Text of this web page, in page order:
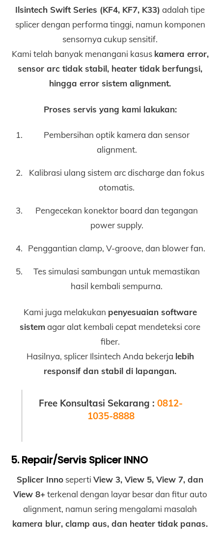
Ilsintech Swift Series (KF4, KF7, K33) adalah tipe
splicer dengan performa tinggi, namun komponen
sensornya cukup sensitif.
Kami telah banyak menangani kasus kamera error,
sensor arc tidak stabil, heater tidak berfungsi,
hingga error sistem alignment.
Proses servis yang kami lakukan:
Pembersihan optik kamera dan sensor
alignment.
Kalibrasi ulang sistem arc discharge dan fokus
otomatis.
Pengecekan konektor board dan tegangan
power supply.
Penggantian clamp, V-groove, dan blower fan.
Tes simulasi sambungan untuk memastikan
hasil kembali sempurna.
Kami juga melakukan penyesuaian software
sistemagar alat kembali cepat mendeteksi core
fiber.
Hasilnya, splicer Ilsintech Anda bekerja lebih
responsif dan stabil di lapangan.
Free Konsultasi Sekarang : 0812-
1035-8888
5. Repair/Servis Splicer INNO
Splicer Inno seperti View 3, View 5, View 7, dan
View 8+terkenal dengan layar besar dan fitur auto
alignment, namun sering mengalami masalah
kamera blur, clamp aus, dan heater tidak panas.